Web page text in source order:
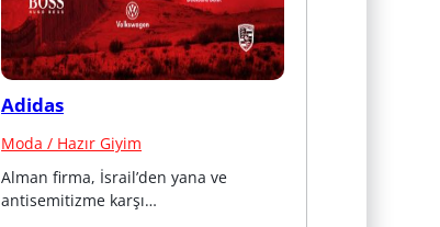
Adidas
Moda / Hazır Giyim
Alman firma, İsrail’den yana ve
antisemitizme karşı…